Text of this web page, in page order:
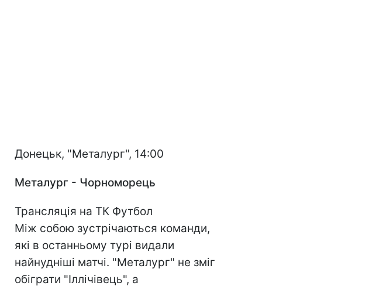
Донецьк, "Металург", 14:00
Металург - Чорноморець
Трансляція на ТК Футбол
Між собою зустрічаються команди,
які в останньому турі видали
найнудніші матчі. "Металург" не зміг
обіграти "Іллічівець", а